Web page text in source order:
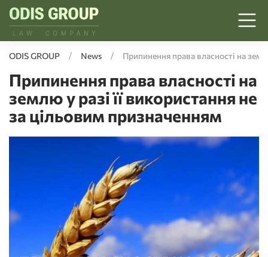
ODIS GROUP News Припинення права власності на
Припинення права власності на
землю у разі її використання не
за цільовим призначенням